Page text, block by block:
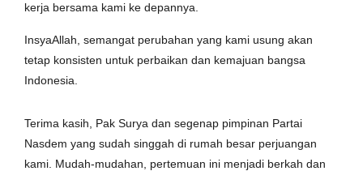
kerja bersama kami ke depannya.
InsyaAllah, semangat perubahan yang kami usung akan
tetap konsisten untuk perbaikan dan kemajuan bangsa
Indonesia.
Terima kasih, Pak Surya dan segenap pimpinan Partai
Nasdem yang sudah singgah di rumah besar perjuangan
kami. Mudah-mudahan, pertemuan ini menjadi berkah dan